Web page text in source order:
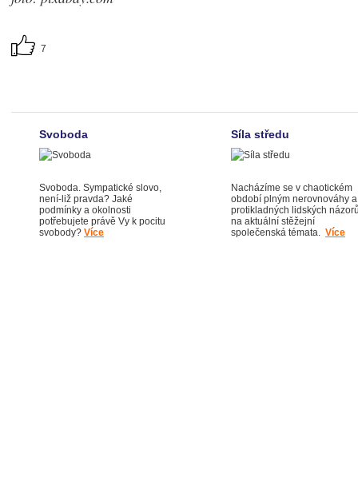
7
Svoboda
Svoboda. Sympatické slovo,
není-liž pravda? Jaké
podmínky a okolnosti
potřebujete právě Vy k pocitu
svobody? Více
Síla středu
Nacházíme se v chaotickém
období plným nerovnováhy a
protikladných lidských
na aktuální stěžejní
společenská témata. Více